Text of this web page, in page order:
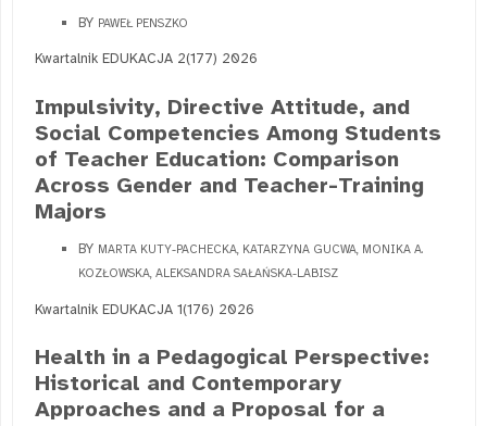
BY PAWEŁ PENSZKO
Kwartalnik EDUKACJA 2(177) 2026
Impulsivity, Directive Attitude, and
Social Competencies Among Students
of Teacher Education: Comparison
Across Gender and Teacher-Training
Majors
BY MARTA KUTY-PACHECKA, KATARZYNA GUCWA, MONIKA A.
KOZŁOWSKA, ALEKSANDRA SAŁAŃSKA-LABISZ
Kwartalnik EDUKACJA 1(176) 2026
Health in a Pedagogical Perspective:
Historical and Contemporary
Approaches and a Proposal for a